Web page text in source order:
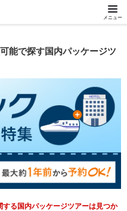
メニュー
能で探す国内パッケージツ
る国内パッケージツアーは見つか